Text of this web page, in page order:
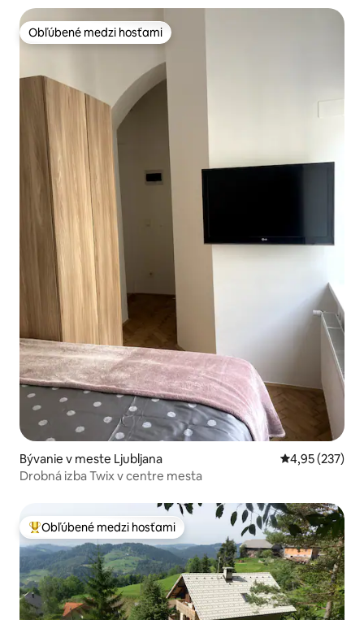
Obľúbené medzi hosťami
Obľúbené medzi hosťami
Bývanie v meste Ljubljana Priemerné
4,95 (237)
Drobná izba Twix v centre mesta
Najobľúbenejšie medzi hosťami
Obľúbené medzi hosťami